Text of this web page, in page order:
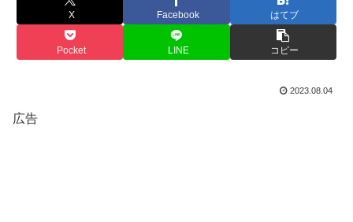
X Facebook はてブ
Pocket LINE コピー
2023.08.04
広告